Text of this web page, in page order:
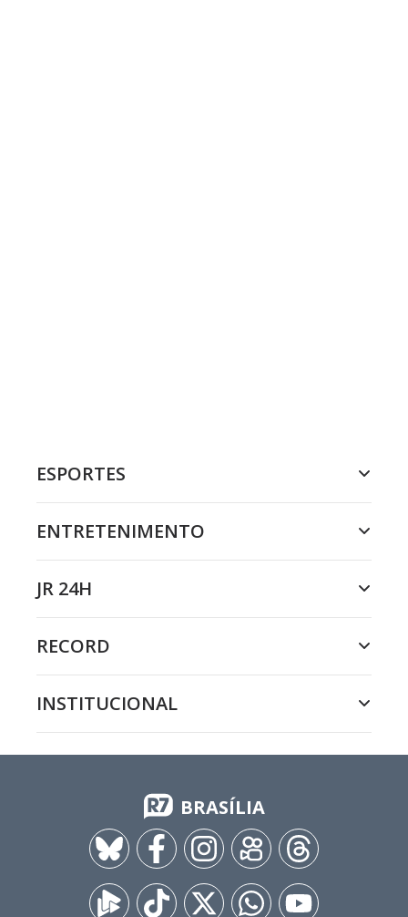
ESPORTES
ENTRETENIMENTO
JR 24H
RECORD
INSTITUCIONAL
BRASÍLIA